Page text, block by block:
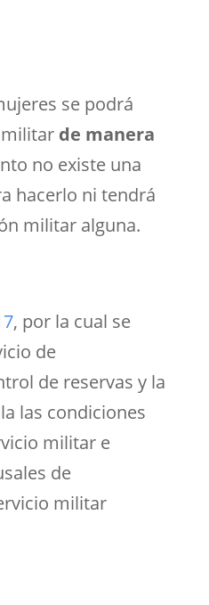
se podrá
de manera
no existe una
hacerlo ni tendrá
militar alguna.
, por la cual se
de
de reservas y la
las condiciones
militar e
de
militar